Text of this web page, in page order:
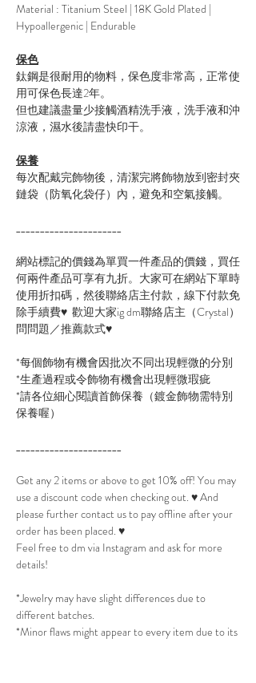
Material : Titanium Steel | 18K Gold Plated |
Hypoallergenic | Endurable
保色
鈦鋼是很耐用的物料，保色度非常高，正常使
用可保色長達2年。
但也建議盡量少接觸酒精洗手液，洗手液和沖
涼液，濕水後請盡快印干。
保養
每次配戴完飾物後，清潔完將飾物放到密封夾
鏈袋（防氧化袋仔）內，避免和空氣接觸。
______________________
網站標記的價錢為單買一件產品的價錢，買任
何兩件產品可享有九折。大家可在網站下單時
使用折扣碼，然後聯絡店主付款，線下付款免
除手續費♥ 歡迎大家ig dm聯絡店主（Crystal）
問問題／推薦款式♥
*每個飾物有機會因批次不同出現輕微的分別
*生產過程或令飾物有機會出現輕微瑕疵
*請各位細心閱讀首飾保養（鍍金飾物需特別
保養喔）
______________________
Get any 2 items or above to get 10% off! You may
use a discount code when checking out. ♥ And
please further contact us to pay offline after your
order has been placed. ♥
Feel free to dm via Instagram and ask for more
details!
*Jewelry may have slight differences due to
different batches.
*Minor flaws might appear to every item due to its